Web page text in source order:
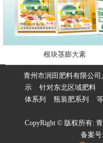
根块茎膨大素
青州市润田肥料有限公司
示
针对东北区域肥料
体系列
瓶装肥系列
CopyRight © 版权所有:
备案号: